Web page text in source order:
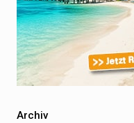
Archiv